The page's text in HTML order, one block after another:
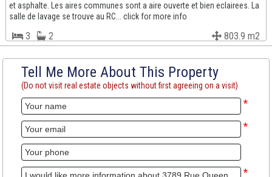
et asphalte. Les aires communes sont a aire ouverte et bien eclairees. La
salle de lavage se trouve au RC... click for more info
3 2 803.9 m2
Tell Me More About This Property
(Do not visit real estate objects without first agreeing on a visit)
*
*
*